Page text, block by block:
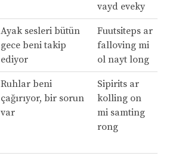
vayd eveky
Ayak sesleri bütün
gece beni takip
ediyor
Fuutsiteps ar
falloving mi
ol nayt long
Ruhlar beni
çağırıyor, bir sorun
var
Sipirits ar
kolling on
mi samting
rong